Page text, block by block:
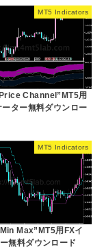
MT5 Indicators
Channel”MT5用
ター無料ダウンロー
MT5 Indicators
Max”MT5用FXイ
無料ダウンロード